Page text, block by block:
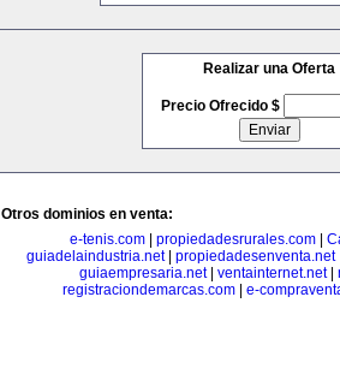
Realizar una Oferta
Precio Ofrecido $
Otros dominios en venta:
e-tenis.com
propiedadesrurales.com
guiadelaindustria.net propiedadesenventa.net
guiaempresaria.net| ventainternet.net|
registraciondemarcas.com
e-